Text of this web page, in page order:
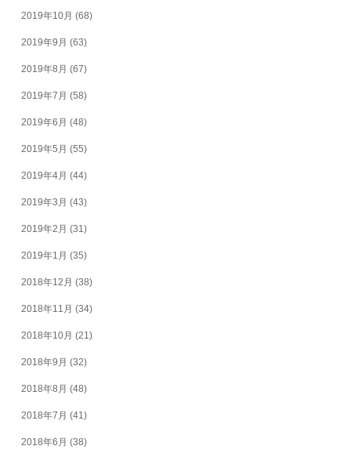
2019年10月 (68)
2019年9月 (63)
2019年8月 (67)
2019年7月 (58)
2019年6月 (48)
2019年5月 (55)
2019年4月 (44)
2019年3月 (43)
2019年2月 (31)
2019年1月 (35)
2018年12月 (38)
2018年11月 (34)
2018年10月 (21)
2018年9月 (32)
2018年8月 (48)
2018年7月 (41)
2018年6月 (38)